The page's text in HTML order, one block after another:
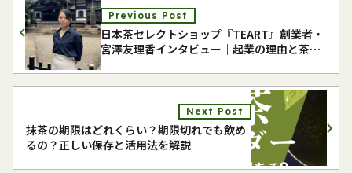
Previous Post
日本茶セレクトショップ『TEART』創業者・
宮澤友理香インタビュー｜起業の理由と茶文
Next Post
抹茶の期限はどれくらい？期限切れでも飲め
るの？正しい保存と活用法を解説